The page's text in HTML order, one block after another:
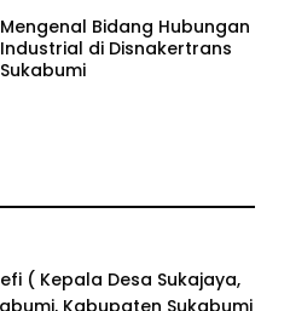
Mengenal Bidang Hubungan
Industrial di Disnakertrans
Sukabumi